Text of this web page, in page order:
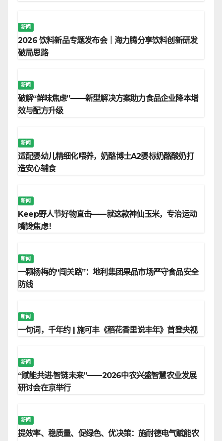
新闻
2026 饮料新品专题发布会｜海力腾分享饮料创新研发
破局思路
新闻
破解“鲜味焦虑”——新型解决方案助力食品企业降本增
效与配方升级
新闻
适配婴幼儿精细化喂养，奶酪博士A2婴标奶酪酸奶打
造安心辅食
新闻
Keep野人节好物直击——就这款神仙玉米，专治运动
嘴馋焦虑！
新闻
一颗杨梅的“闯关路”：地利集团果品市场严守食品安全
防线
新闻
一句词，千年约 | 施可丰《稻花香里说丰年》首登央视
新闻
“赋能共进·智链未来”——2026中农兴盛智慧农业发展
研讨会在京举行
新闻
提效率、稳质量、促绿色、优决策：施耐德电气赋能农